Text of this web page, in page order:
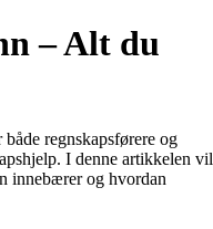
– Alt du
regnskapsførere og
I denne artikkelen vil
innebærer og hvordan